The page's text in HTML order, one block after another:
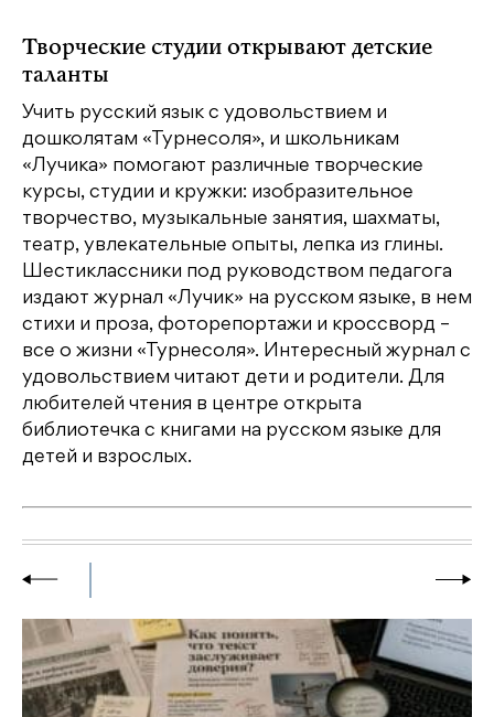
Творческие студии открывают детские
таланты
Учить русский язык с удовольствием и
дошколятам «Турнесоля», и школьникам
«Лучика» помогают различные творческие
курсы, студии и кружки: изобразительное
творчество, музыкальные занятия, шахматы,
театр, увлекательные опыты, лепка из глины.
Шестиклассники под руководством педагога
издают журнал «Лучик» на русском языке, в нем
стихи и проза, фоторепортажи и кроссворд –
все о жизни «Турнесоля». Интересный журнал с
удовольствием читают дети и родители. Для
любителей чтения в центре открыта
библиотечка с книгами на русском языке для
детей и взрослых.